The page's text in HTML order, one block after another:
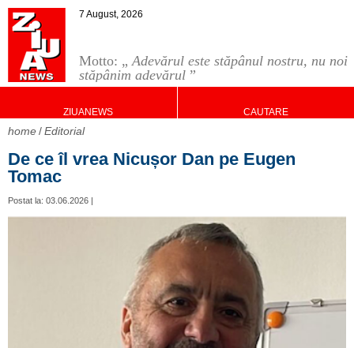
Motto: „Adevărul este stăpânul nostru, nu noi
stăpânim adevărul ”
7 August, 2026
ZIUANEWS CAUTARE
home Editorial
De ce îl vrea Nicușor Dan pe Eugen
Tomac
Postat la: 03.06.2026 |